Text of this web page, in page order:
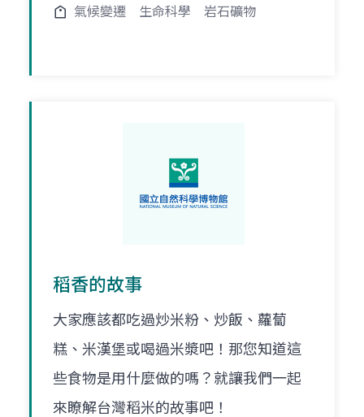
氣候變遷 生命科學 岩石礦物
稻香的故事
大家應該都吃過炒米粉、炒飯、蘿蔔
糕、米漢堡或喝過米漿吧！那您知道這
些食物是用什麼做的嗎？就讓我們一起
來瞭解台灣稻米的故事吧！